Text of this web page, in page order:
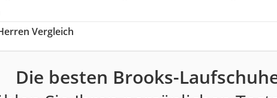
Vergleich
Die besten Brooks-